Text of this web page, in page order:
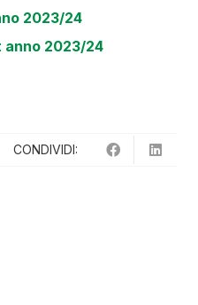
2023/24
anno 2023/24
CONDIVIDI: